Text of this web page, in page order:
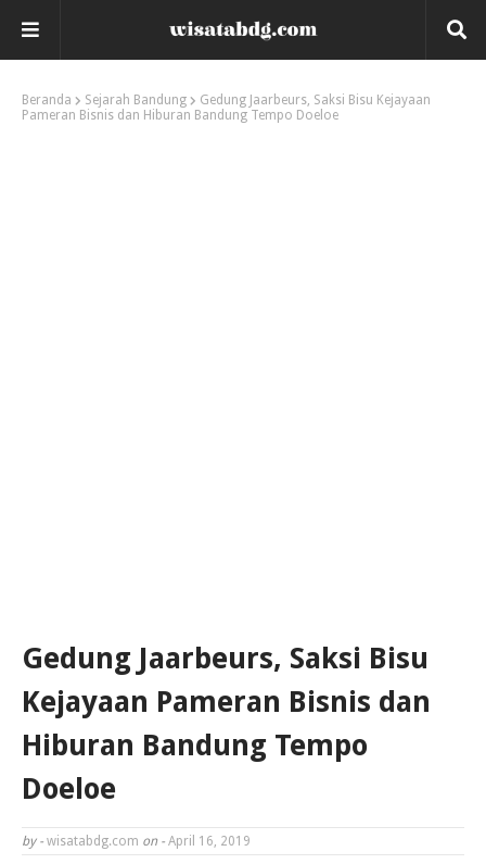
Beranda Sejarah Bandung
Gedung Jaarbeurs, Saksi Bisu Kejayaan
Pameran Bisnis dan Hiburan Bandung Tempo Doeloe
Gedung Jaarbeurs, Saksi Bisu
Kejayaan Pameran Bisnis dan
Hiburan Bandung Tempo
Doeloe
by - wisatabdg.com on - April 16, 2019